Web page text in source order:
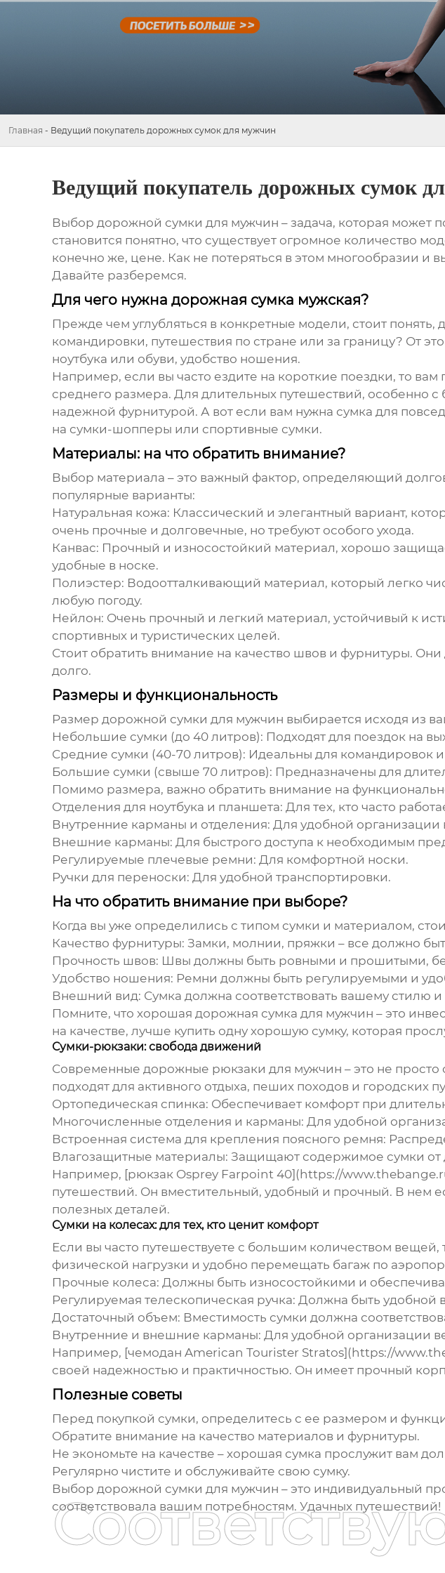
Главная - Ведущий покупатель дорожных сумок для мужчин
Ведущий покупатель дорожных сумок
Выбор дорожной сумки для мужчин – задача, которая может
становится понятно, что существует огромное количество
конечно же, цене. Как не потеряться в этом многообразии и
Давайте разберемся.
Для чего нужна дорожная сумка мужская?
Прежде чем углубляться в конкретные модели, стоит
командировки, путешествия по стране или за границу? От
ноутбука или обуви, удобство ношения.
Например, если вы часто ездите на короткие поездки, то
среднего размера. Для длительных путешествий, особенно
надежной фурнитурой. А вот если вам нужна сумка для
на сумки-шопперы или спортивные сумки.
Материалы: на что обратить внимание?
Выбор материала – это важный фактор, определяющий
популярные варианты:
Натуральная кожа: Классический и элегантный вариант,
очень прочные и долговечные, но требуют особого ухода.
Канвас: Прочный и износостойкий материал, хорошо
удобные в носке.
Полиэстер: Водоотталкивающий материал, который легко
любую погоду.
Нейлон: Очень прочный и легкий материал, устойчивый к
спортивных и туристических целей.
Стоит обратить внимание на качество швов и фурнитуры.
долго.
Размеры и функциональность
Размер дорожной сумки для мужчин выбирается исходя из
Небольшие сумки (до 40 литров): Подходят для поездок на
Средние сумки (40-70 литров): Идеальны для командировок
Большие сумки (свыше 70 литров): Предназначены для
Помимо размера, важно обратить внимание на
Отделения для ноутбука и планшета: Для тех, кто часто
Внутренние карманы и отделения: Для удобной организации
Внешние карманы: Для быстрого доступа к необходимым
Регулируемые плечевые ремни: Для комфортной носки.
Ручки для переноски: Для удобной транспортировки.
На что обратить внимание при выборе?
Когда вы уже определились с типом сумки и материалом,
Качество фурнитуры: Замки, молнии, пряжки – все должно
Прочность швов: Швы должны быть ровными и прошитыми,
Удобство ношения: Ремни должны быть регулируемыми и
Внешний вид: Сумка должна соответствовать вашему стилю
Помните, что хорошая дорожная сумка для мужчин – это
на качестве, лучше купить одну хорошую сумку, которая
Сумки-рюкзаки: свобода движений
Современные дорожные рюкзаки для мужчин – это не
подходят для активного отдыха, пеших походов и городских
Ортопедическая спинка: Обеспечивает комфорт при
Многочисленные отделения и карманы: Для удобной
Встроенная система для крепления поясного ремня:
Влагозащитные материалы: Защищают содержимое сумки от
Например, [рюкзак Osprey Farpoint 40](https://
путешествий. Он вместительный, удобный и прочный. В нем
полезных деталей.
Сумки на колесах: для тех, кто ценит комфорт
Если вы часто путешествуете с большим количеством вещей,
физической нагрузки и удобно перемещать багаж по
Прочные колеса: Должны быть износостойкими и
Регулируемая телескопическая ручка: Должна быть удобной
Достаточный объем: Вместимость сумки должна
Внутренние и внешние карманы: Для удобной организации
Например, [чемодан American Tourister Stratos](https://
своей надежностью и практичностью. Он имеет прочный
Полезные советы
Перед покупкой сумки, определитесь с ее размером и
Обратите внимание на качество материалов и фурнитуры.
Не экономьте на качестве – хорошая сумка прослужит вам
Регулярно чистите и обслуживайте свою сумку.
Выбор дорожной сумки для мужчин – это индивидуальный
соответствовала вашим потребностям. Удачных путешествий!